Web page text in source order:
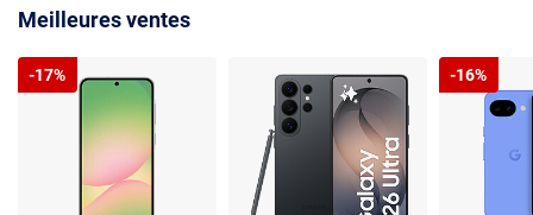
Meilleures ventes
-17% -16%